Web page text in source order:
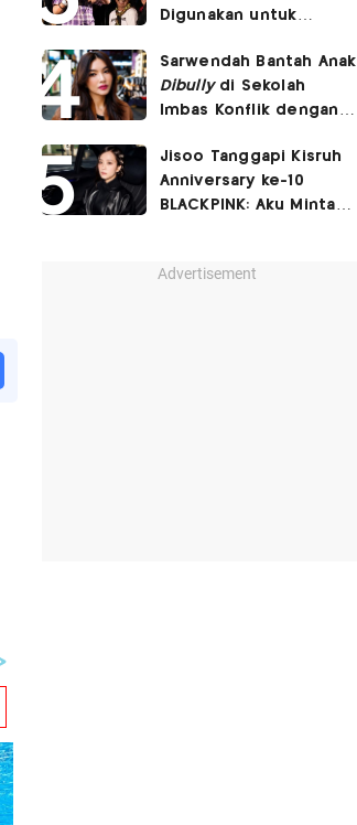
Digunakan untuk
SARA
Sarwendah Bantah Anak
Dibullydi Sekolah
Imbas Konflik dengan
Jisoo Tanggapi Kisruh
Anniversary ke-10
BLACKPINK: Aku Minta
Advertisement